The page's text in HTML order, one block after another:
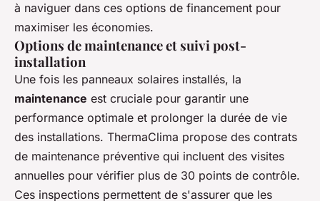
à naviguer dans ces options de financement pour
maximiser les économies.
Options de maintenance et suivi post-
installation
Une fois les panneaux solaires installés, la
maintenance est cruciale pour garantir une
performance optimale et prolonger la durée de vie
des installations. ThermaClima propose des contrats
de maintenance préventive qui incluent des visites
annuelles pour vérifier plus de 30 points de contrôle.
Ces inspections permettent de s'assurer que les